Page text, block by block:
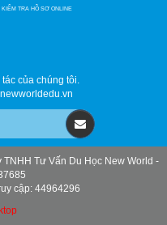
KIỂM TRA HỒ SƠ ONLINE
của chúng tôi.
Tư Vấn Du Học New World -
cập: 44964296